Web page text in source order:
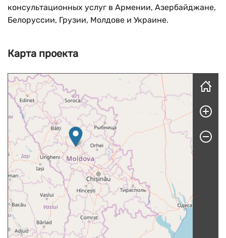
консультационных услуг в Армении, Азербайджане,
Белоруссии, Грузии, Молдове и Украине.
Карта проекта
Skip map